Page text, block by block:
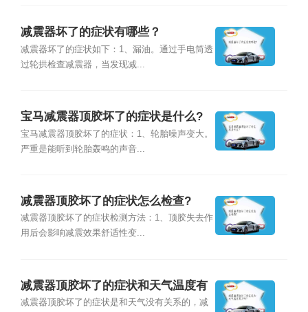
减震器坏了的症状有哪些？
减震器坏了的症状如下：1、漏油。通过手电筒透
过轮拱检查减震器，当发现减...
宝马减震器顶胶坏了的症状是什么?
宝马减震器顶胶坏了的症状：1、轮胎噪声变大。
严重是能听到轮胎轰鸣的声音...
减震器顶胶坏了的症状怎么检查?
减震器顶胶坏了的症状检测方法：1、顶胶失去作
用后会影响减震效果舒适性变...
减震器顶胶坏了的症状和天气温度有
关吗?
减震器顶胶坏了的症状是和天气没有关系的，减